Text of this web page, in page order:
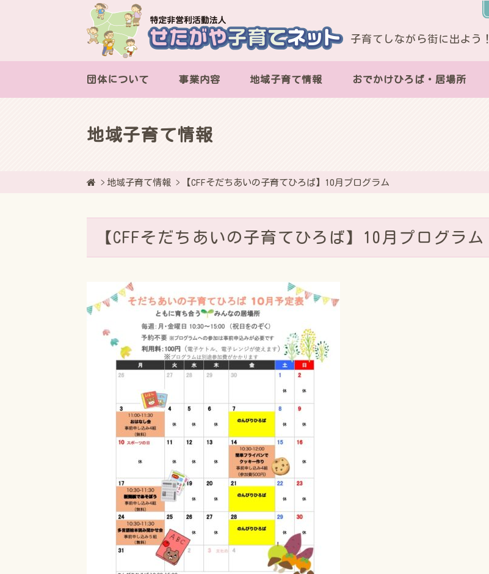
子育てしながら街に出よう！
団体について 事業内容 地域子育て情報 おでかけひろば・居場所
地域子育て情報
地域子育て情報 【CFFそだちあいの子育てひろば】10月プログラム
【CFFそだちあいの子育てひろば】10月プログラム